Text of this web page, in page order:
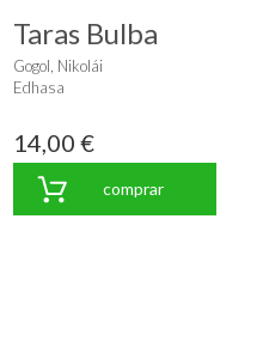
Taras Bulba
Gogol, Nikolái
Edhasa
14,00 €
comprar